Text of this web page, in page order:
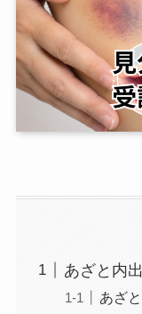
あざと内
あざ